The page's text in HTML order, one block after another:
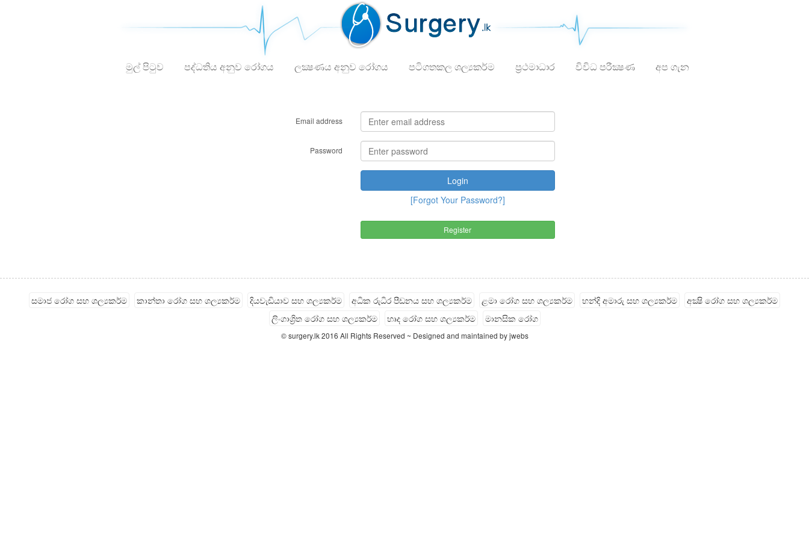
මුල් පිටුව පද්ධතිය අනුව රෝගය ලක්‍ෂණය අනුව රෝගය පටිගතකල ශල්‍යකර්ම ප්‍රථමාධාර විවිධ පරීක්‍ෂණ අප ගැන
Email address
Password
Login
[Forgot Your Password?]
Register
සමාජ රෝග සහ ශල්‍යකර්ම කාන්තා රෝග සහ ශල්‍යකර්ම දියවැඩියාව සහ ශල්‍යකර්ම අධික රුධිර පීඩනය සහ ශල්‍යකර්ම ළමා රෝග සහ ශල්‍යකර්ම හන්දි අමාරු සහ ශල්‍යකර්ම
අක්‍ෂි රෝග සහ ශල්‍යකර්ම
ලිංගාශ්‍රිත රෝග සහ ශල්‍යකර්ම
හෘද රෝග සහ ශල්‍යකර්ම මානසික රෝග
© surgery.lk 2016 All Rights Reserved ~ Designed and maintained by jwebs